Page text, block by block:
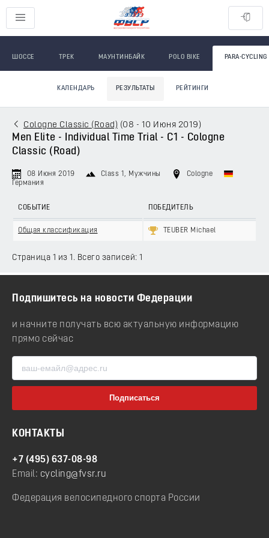
ШОССЕ ТРЕК МАУНТИНБАЙК POLO BIKE PARA-CYCLING
КАЛЕНДАРЬ РЕЗУЛЬТАТЫ РЕЙТИНГИ
Cologne Classic (Road) (08 - 10 Июня 2019 )
Men Elite - Individual Time Trial - C1 - Cologne
Classic (Road)
08 Июня 2019 Class 1 , Мужчины
Cologne
Германия
СОБЫТИЕ ПОБЕДИТЕЛЬ
Общая классификация TEUBER Michael
Страница 1 из 1. Всего записей: 1
Подпишитесь на новости Федерации
и начните получать всю актуальную информацию
прямо сейчас
КОНТАКТЫ
+7 (495) 637-08-98
Email: cycling@fvsr.ru
Федерация велосипедного спорта России